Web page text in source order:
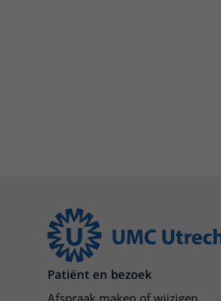
Patiënt en bezoek
Afspraak maken of wijzigen